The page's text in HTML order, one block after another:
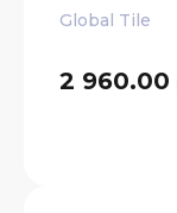
Global Tile
2 960.00